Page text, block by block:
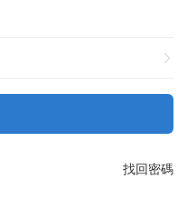
找回密碼